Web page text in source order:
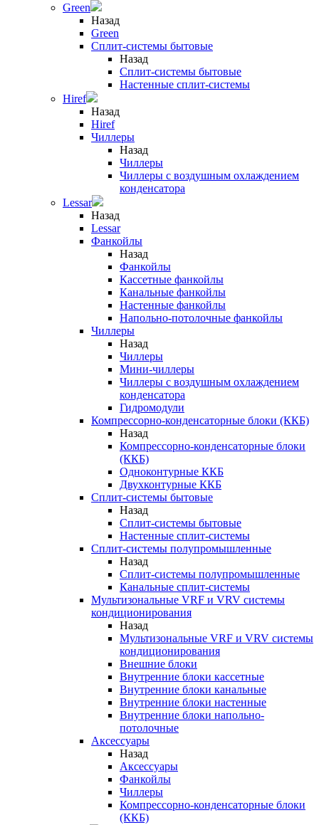
Green
Назад
Green
Сплит-системы бытовые
Назад
Сплит-системы бытовые
Настенные сплит-системы
Hiref
Назад
Hiref
Чиллеры
Назад
Чиллеры
Чиллеры с воздушным охлаждением
конденсатора
Lessar
Назад
Lessar
Фанкойлы
Назад
Фанкойлы
Кассетные фанкойлы
Канальные фанкойлы
Настенные фанкойлы
Напольно-потолочные фанкойлы
Чиллеры
Назад
Чиллеры
Мини-чиллеры
Чиллеры с воздушным охлаждением
конденсатора
Гидромодули
Компрессорно-конденсаторные блоки (ККБ)
Назад
Компрессорно-конденсаторные блоки
(ККБ)
Одноконтурные ККБ
Двухконтурные ККБ
Сплит-системы бытовые
Назад
Сплит-системы бытовые
Настенные сплит-системы
Сплит-системы полупромышленные
Назад
Сплит-системы полупромышленные
Канальные сплит-системы
Мультизональные VRF и VRV системы
кондиционирования
Назад
Мультизональные VRF и VRV системы
кондиционирования
Внешние блоки
Внутренние блоки кассетные
Внутренние блоки канальные
Внутренние блоки настенные
Внутренние блоки напольно-
потолочные
Аксессуары
Назад
Аксессуары
Фанкойлы
Чиллеры
Компрессорно-конденсаторные блоки
(ККБ)